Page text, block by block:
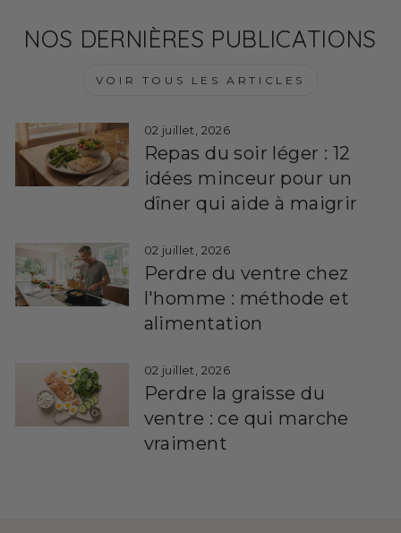
NOS DERNIÈRES PUBLICATIONS
VOIR TOUS LES ARTICLES
02 juillet, 2026
Repas du soir léger : 12
idées minceur pour un
dîner qui aide à maigrir
02 juillet, 2026
Perdre du ventre chez
l'homme : méthode et
alimentation
02 juillet, 2026
Perdre la graisse du
ventre : ce qui marche
vraiment